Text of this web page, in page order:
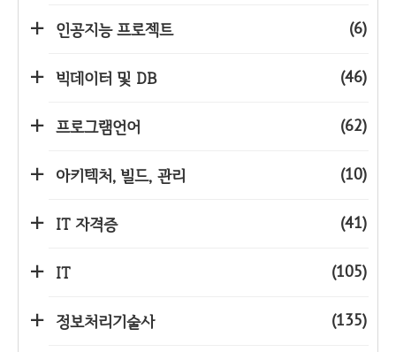
인공지능 프로젝트 (6)
빅데이터 및 DB (46)
프로그램언어 (62)
아키텍처, 빌드, 관리 (10)
IT 자격증 (41)
IT (105)
정보처리기술사 (135)